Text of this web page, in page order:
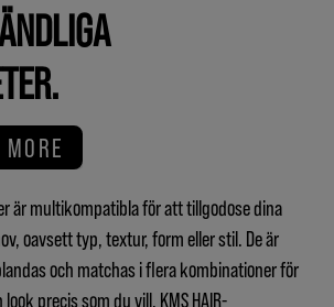
är multikompatibla för att tillgodose dina
oavsett typ, textur, form eller stil. De är
och matchas i flera kombinationer för
precis som du vill. KMS HAIR-